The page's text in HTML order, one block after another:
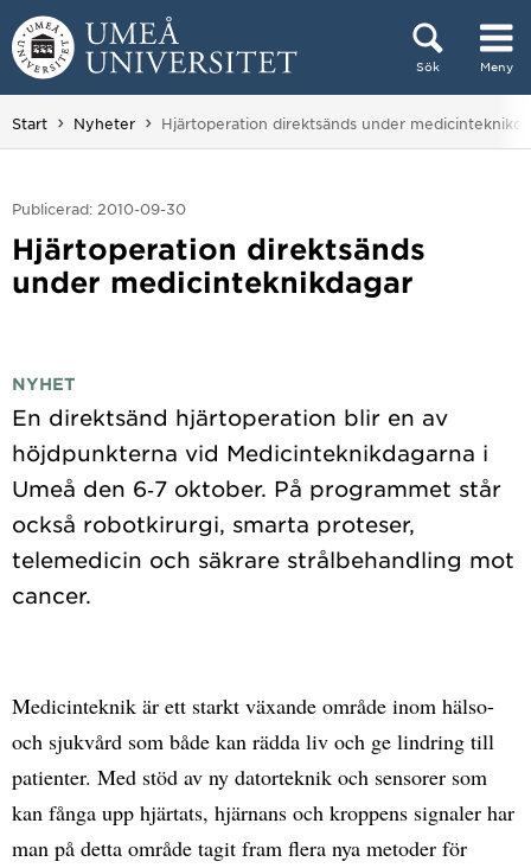
Hoppa direkt till innehållet
Sök Meny
Huvudmenyn dold.
Start Nyheter Du är här:
Hjärtoperation direktsänds under
Publicerad: 2010-09-30
Hjärtoperation direktsänds
under medicinteknikdagar
NYHET
En direktsänd hjärtoperation blir en av
höjdpunkterna vid Medicinteknikdagarna i
Umeå den 6‐7 oktober. På programmet står
också robotkirurgi, smarta proteser,
telemedicin och säkrare strålbehandling mot
Medicinteknik är ett starkt växande område inom hälso-
och sjukvård som både kan rädda liv och ge lindring till
patienter. Med stöd av ny datorteknik och sensorer som
kan fånga upp hjärtats, hjärnans och kroppens signaler har
man på detta område tagit fram flera nya metoder för